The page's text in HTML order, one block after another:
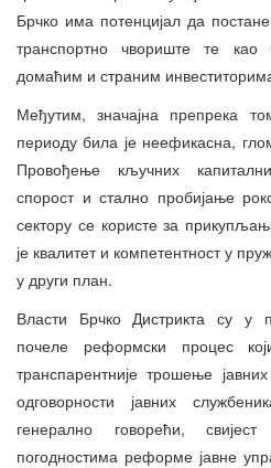
Брчко има потенцијал да
транспортно чвориште те као
домаћим и страним
Међутим, значајна препрека
периоду била је неефикасна,
Провођење кључних
спорост и стално пробијање
сектору се користе за
је квалитет и компетентност у
у други план.
Власти Брчко Дистрикта су у
почеле реформски процес
транспарентније трошење
одговорности јавних
генерално говорећи,
погодностима реформе јавне